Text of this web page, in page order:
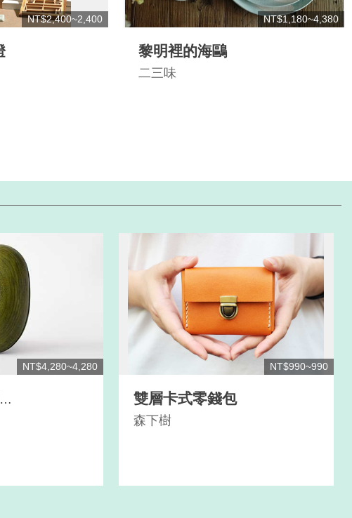
NT$2,400~2,400 NT$1,180~4,380
黎明裡的海鷗
二三味
NT$4,280~4,280
box
NT$990~990
雙層卡式零錢包
森下樹